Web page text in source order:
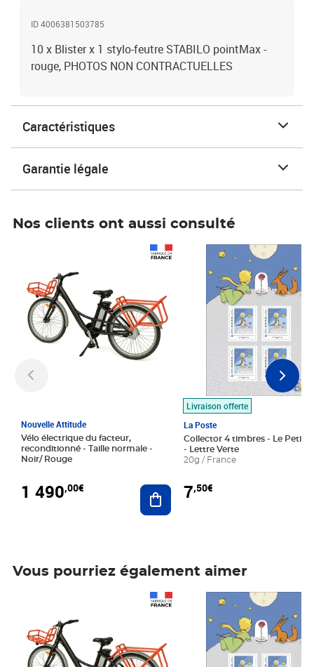
ID 4006381503785
10 x Blister x 1 stylo-feutre STABILO pointMax -
rouge, PHOTOS NON CONTRACTUELLES
Caractéristiques
Garantie légale
Nos clients ont aussi consulté
Nouvelle Attitude
Vélo électrique du facteur,
reconditionné - Taille normale -
Noir/ Rouge
1 490,00€ Ajouter au panier
Livraison offerte
La Poste
Collector 4 timbres - Le Petit
- Lettre Verte
20g / France
7,50€
Prix 7,50€
Vous pourriez également aimer
Prix 7,50€